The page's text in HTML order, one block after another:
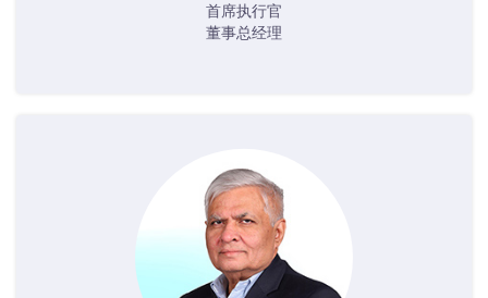
首席执行官
董事总经理